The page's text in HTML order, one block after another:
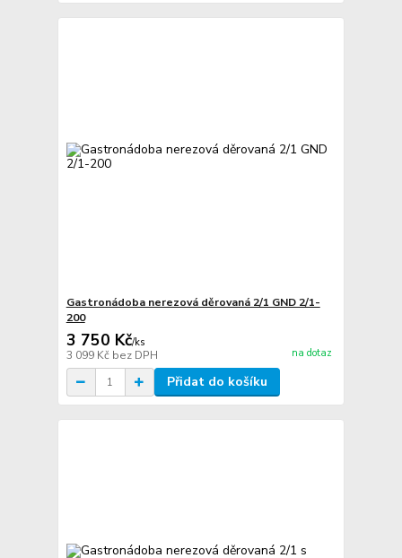
Gastronádoba nerezová děrovaná 2/1 GND 2/1-
200
3 750 Kč/ks
3 099 Kč bez DPH na dotaz
Přidat do košíku